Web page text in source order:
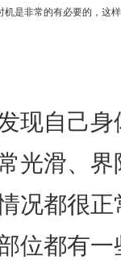
是非常的有必要的，这
自己身
光滑、界
况都很
位都有一